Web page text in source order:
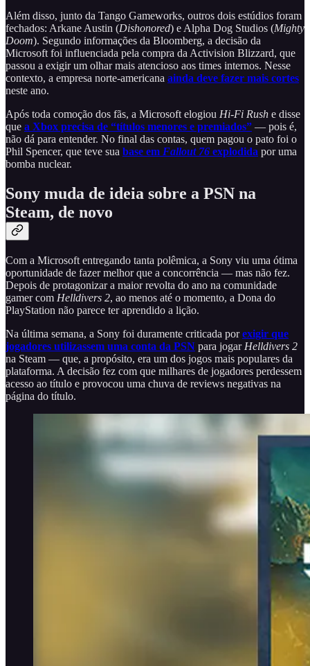
Além disso, junto da Tango Gameworks, outros dois estúdios foram
fechados: Arkane Austin (Dishonored) e Alpha Dog Studios (Mighty
Doom). Segundo informações da Bloomberg, a decisão da
Microsoft foi influenciada pela compra da Activision Blizzard, que
passou a exigir um olhar mais atencioso aos times internos. Nesse
contexto, a empresa norte-americana ainda deve fazer mais cortes
neste ano.
Após toda comoção dos fãs, a Microsoft elogiou Hi-Fi Rush e disse
que a Xbox precisa de “títulos menores e premiados” — pois é,
não dá para entender. No final das contas, quem pagou o pato foi o
Phil Spencer, que teve sua base em Fallout 76 explodida por uma
bomba nuclear.
Sony muda de ideia sobre a PSN na
Steam, de novo
Com a Microsoft entregando tanta polêmica, a Sony viu uma ótima
oportunidade de fazer melhor que a concorrência — mas não fez.
Depois de protagonizar a maior revolta do ano na comunidade
gamer com Helldivers 2, ao menos até o momento, a Dona do
PlayStation não parece ter aprendido a lição.
Na última semana, a Sony foi duramente criticada por exigir que
jogadores utilizassem uma conta da PSN para jogar Helldivers 2
na Steam — que, a propósito, era um dos jogos mais populares da
plataforma. A decisão fez com que milhares de jogadores perdessem
acesso ao título e provocou uma chuva de reviews negativas na
página do título.